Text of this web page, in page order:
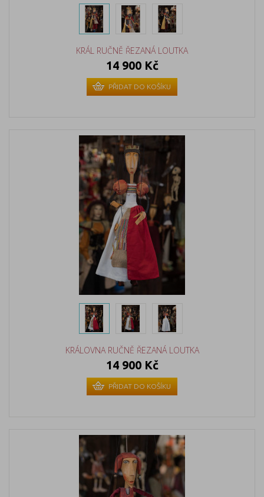
KRÁL RUČNĚ ŘEZANÁ LOUTKA
14 900 Kč
PŘIDAT DO KOŠÍKU
KRÁLOVNA RUČNĚ ŘEZANÁ LOUTKA
14 900 Kč
PŘIDAT DO KOŠÍKU